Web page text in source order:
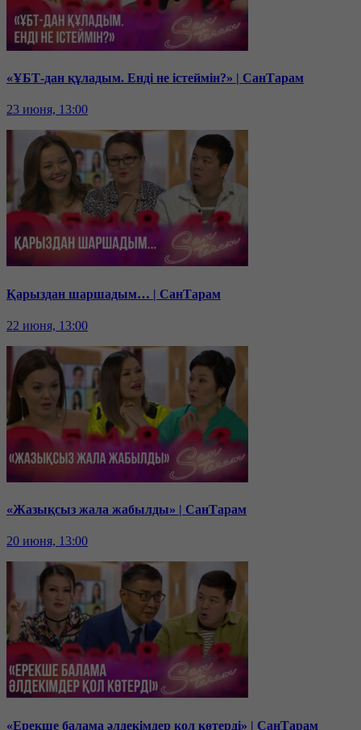
«ҰБТ-дан құладым. Енді не істеймін?» | СанТарам
23 июня, 13:00
Қарыздан шаршадым… | СанТарам
22 июня, 13:00
«Жазықсыз жала жабылды» | СанТарам
20 июня, 13:00
«Ерекше балама әлдекімдер қол көтерді» | СанТарам